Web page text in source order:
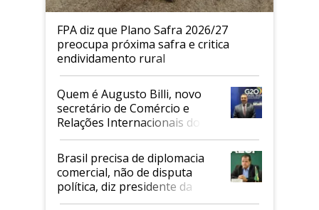
FPA diz que Plano Safra 2026/27
preocupa próxima safra e critica
endividamento rural
Quem é Augusto Billi, novo
secretário de Comércio e
Relações Internacionais do
Mapa
Brasil precisa de diplomacia
comercial, não de disputa
política, diz presidente da
Faesp